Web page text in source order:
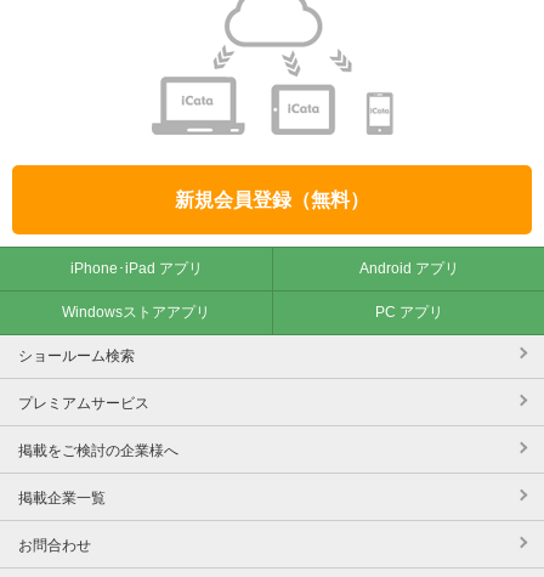
新規会員登録（無料）
iPhone･iPad アプリ Android アプリ
Windowsストアアプリ PC アプリ
ショールーム検索
プレミアムサービス
掲載をご検討の企業様へ
掲載企業一覧
お問合わせ